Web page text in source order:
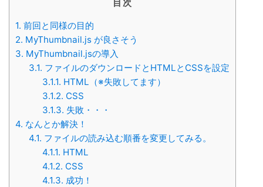
目次
1. 前回と同様の目的
2. MyThumbnail.js が良さそう
3. MyThumbnail.jsの導入
3.1. ファイルのダウンロードとHTMLとCSSを設定
3.1.1. HTML（※失敗してます）
3.1.2. CSS
3.1.3. 失敗・・・
4. なんとか解決！
4.1. ファイルの読み込む順番を変更してみる。
4.1.1. HTML
4.1.2. CSS
4.1.3. 成功！